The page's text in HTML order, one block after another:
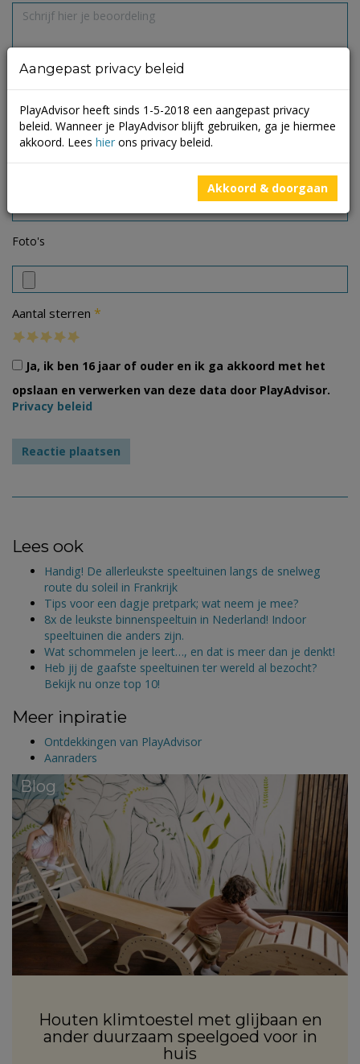
Foto's
Aantal sterren *
Ja, ik ben 16 jaar of ouder en ik ga akkoord met het
opslaan en verwerken van deze data door PlayAdvisor.
Privacy beleid
Lees ook
Handig! De allerleukste speeltuinen langs de snelweg
route du soleil in Frankrijk
Tips voor een dagje pretpark; wat neem je mee?
8x de leukste binnenspeeltuin in Nederland! Indoor
speeltuinen die anders zijn.
Wat schommelen je leert…, en dat is meer dan je denkt!
Heb jij de gaafste speeltuinen ter wereld al bezocht?
Bekijk nu onze top 10!
Meer inpiratie
Ontdekkingen van PlayAdvisor
Aanraders
Blog
Houten klimtoestel met glijbaan en
ander duurzaam speelgoed voor in
huis
Aangepast privacy beleid
PlayAdvisor heeft sinds 1-5-2018 een aangepast privacy
beleid. Wanneer je PlayAdvisor blijft gebruiken, ga je hiermee
akkoord. Lees hier ons privacy beleid.
Akkoord & doorgaan